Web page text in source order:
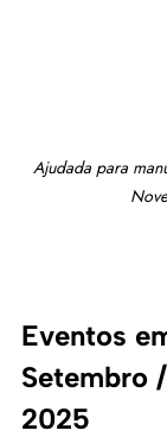
Ajudada para
Eventos
Setembro
2025